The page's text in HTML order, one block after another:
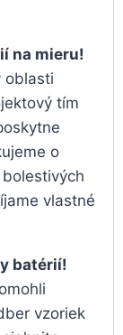
na mieru!
oblasti
tím
o
vlastné
batérií!
vzoriek